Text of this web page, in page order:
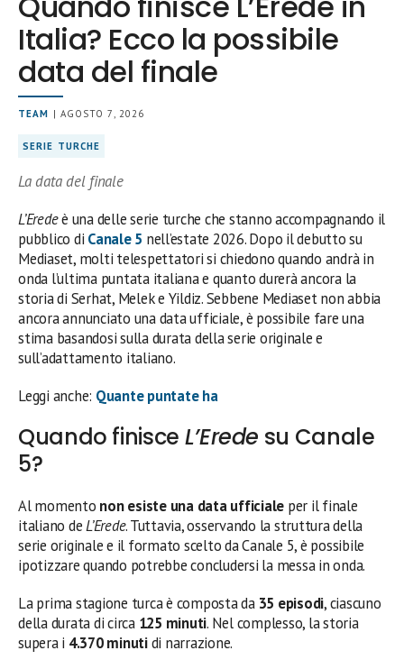
Italia? Ecco la possibile
data del finale
TEAM | AGOSTO 7, 2026
SERIE TURCHE
La data del finale
L’Eredeè una delle serie turche che stanno accompagnando il
pubblico di Canale 5 nell’estate 2026. Dopo il debutto su
Mediaset, molti telespettatori si chiedono quando andrà in
onda l’ultima puntata italiana e quanto durerà ancora la
storia di Serhat, Melek e Yildiz. Sebbene Mediaset non abbia
ancora annunciato una data ufficiale, è possibile fare una
stima basandosi sulla durata della serie originale e
sull’adattamento italiano.
Leggi anche: Quante puntate ha
Quando finisce L’Erede su Canale
5?
Al momento non esiste una data ufficiale per il finale
italiano deL’Erede. Tuttavia, osservando la struttura della
serie originale e il formato scelto da Canale 5, è possibile
ipotizzare quando potrebbe concludersi la messa in onda.
La prima stagione turca è composta da 35 episodi, ciascuno
della durata di circa 125 minuti. Nel complesso, la storia
supera i 4.370 minutidi narrazione.